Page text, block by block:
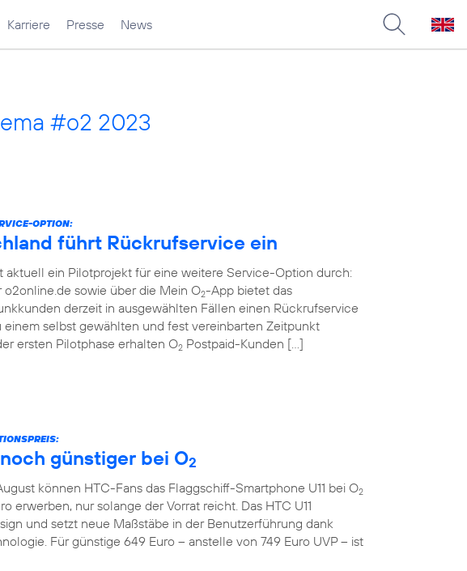
Karriere Presse News
#o2 2023
OPTION:
führt Rückrufservice ein
aktuell ein Pilotprojekt für eine weitere Service-Option durch:
sowie über die Mein O2-App bietet das
derzeit in ausgewählten Fällen einen Rückrufservice
einem selbst gewählten und fest vereinbarten Zeitpunkt
ersten Pilotphase erhalten O2 Postpaid-Kunden […]
günstiger bei O2
können HTC-Fans das Flaggschiff-Smartphone U11 bei O2
erwerben, nur solange der Vorrat reicht. Das HTC U11
und setzt neue Maßstäbe in der Benutzerführung dank
Für günstige 649 Euro – anstelle von 749 Euro UVP – ist